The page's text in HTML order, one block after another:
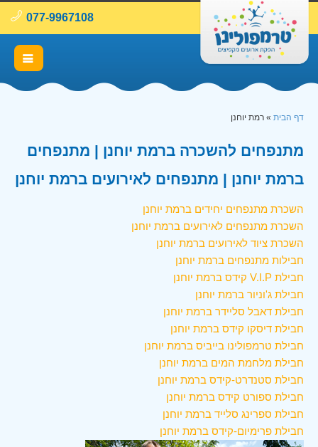
077-9967108
דף הבית » רמת יוחנן
מתנפחים להשכרה ברמת יוחנן | מתנפחים
ברמת יוחנן | מתנפחים לאירועים ברמת יוחנן
השכרת מתנפחים יחידים ברמת יוחנן
השכרת מתנפחים לאירועים ברמת יוחנן
השכרת ציוד לאירועים ברמת יוחנן
חבילות מתנפחים ברמת יוחנן
חבילת V.I.P קידס ברמת יוחנן
חבילת ג'וניור ברמת יוחנן
חבילת דאבל סליידר ברמת יוחנן
חבילת דיסקו קידס ברמת יוחנן
חבילת טרמפולינו בייביס ברמת יוחנן
חבילת מלחמת המים ברמת יוחנן
חבילת סטנדרט-קידס ברמת יוחנן
חבילת ספורט קידס ברמת יוחנן
חבילת ספרינג סלייד ברמת יוחנן
חבילת פרימיום-קידס ברמת יוחנן